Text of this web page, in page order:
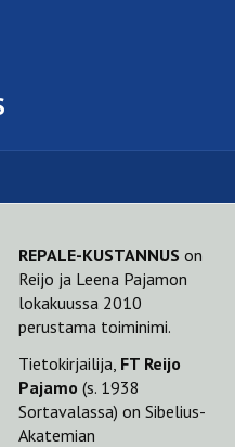
Suomenkielisen kuorolaulun isä.
REPALE-KUSTANNUS on
Reijo ja Leena Pajamon
lokakuussa 2010
perustama toiminimi.
Tietokirjailija, FT Reijo
Pajamo (s. 1938
Sortavalassa) on Sibelius-
Akatemian